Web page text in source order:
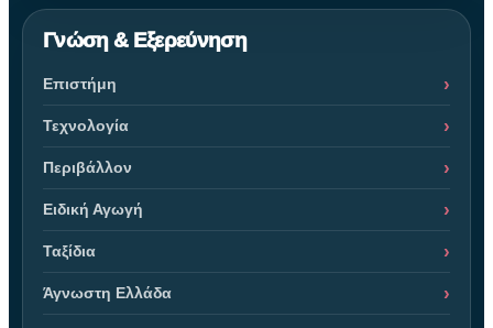
Γνώση & Εξερεύνηση
Επιστήμη
Τεχνολογία
Περιβάλλον
Ειδική Αγωγή
Ταξίδια
Άγνωστη Ελλάδα